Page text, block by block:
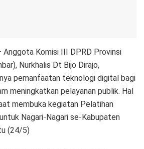
Anggota Komisi III DPRD Provinsi
Nurkhalis Dt Bijo Dirajo,
pemanfaatan teknologi digital bagi
meningkatkan pelayanan publik. Hal
membuka kegiatan Pelatihan
Nagari-Nagari se-Kabupaten
(24/5)